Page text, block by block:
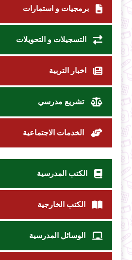
برمجيات و استمارات
التسجيلات و التحويلات
اخبار التربية
تشريع مدرسي
الخدمات الاجتماعية
الكتب المدرسية
الكتب الخارجية
الوسائل المدرسية